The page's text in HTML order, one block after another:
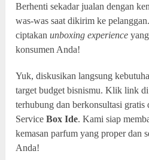
Berhenti sekadar jualan dengan
was-was saat dikirim ke
ciptakanunboxing experience
konsumen Anda!
Yuk, diskusikan langsung
target budget bisnismu. Klik link
terhubung dan berkonsultasi gratis
ServiceBox Ide. Kami siap
kemasan parfum yang proper dan
Anda!